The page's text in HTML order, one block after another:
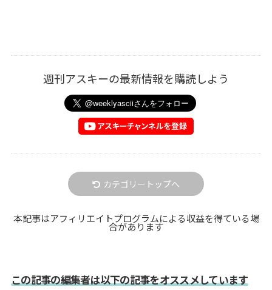
週刊アスキーの最新情報を購読しよう
カテゴリートップへ
本記事はアフィリエイトプログラムによる収益を得ている場
合があります
この記事の編集者は以下の記事をオススメしています